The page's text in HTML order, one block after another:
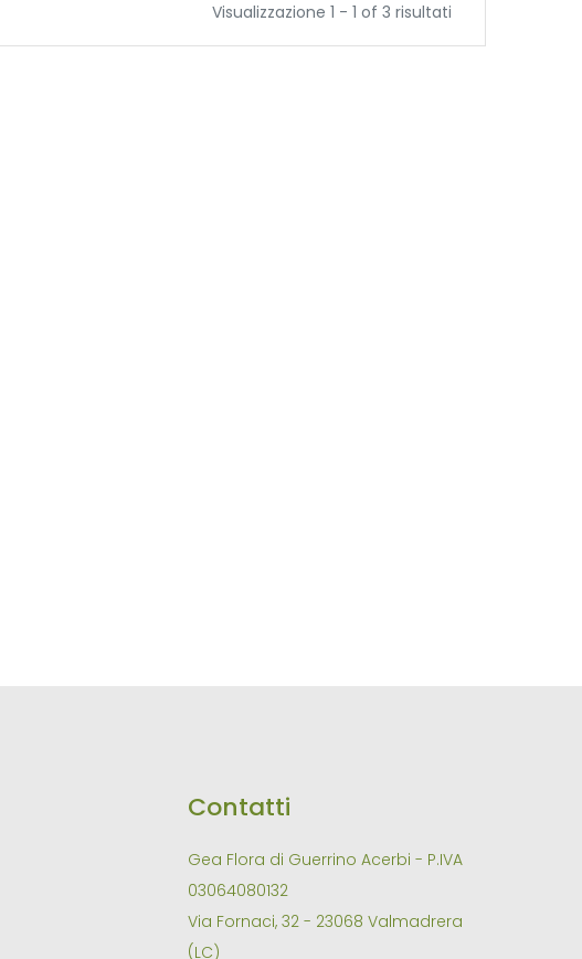
Visualizzazione 1 - 1 of 3 risultati
Contatti
Gea Flora di Guerrino Acerbi - P.IVA
03064080132
Via Fornaci, 32 - 23068 Valmadrera
(LC)